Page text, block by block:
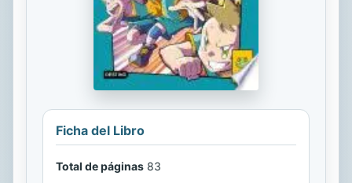
Ficha del Libro
Total de páginas 83